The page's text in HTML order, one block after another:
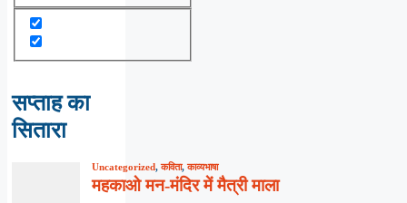
सप्ताह का
सितारा
Uncategorized,कविता,काव्यभाषा
महकाओ मन-मंदिर में मैत्री माला